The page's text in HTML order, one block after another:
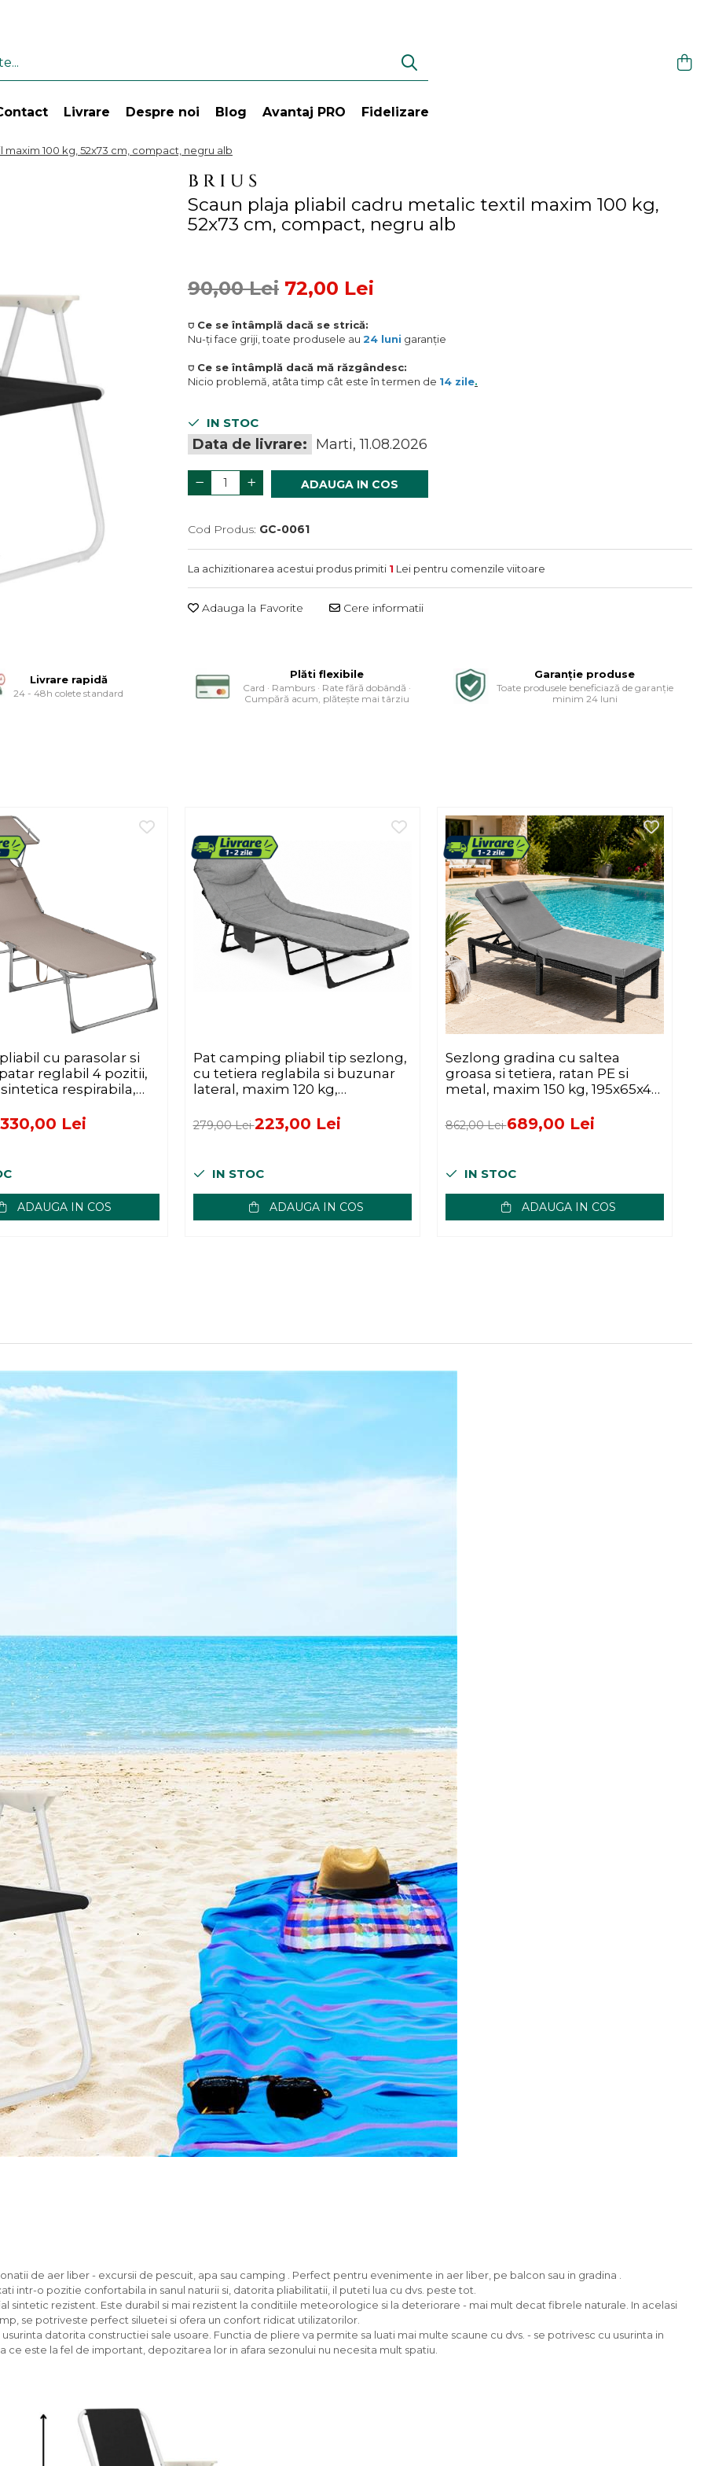
Livrare Despre noi Blog Avantaj PRO Fidelizare
100 kg, 52x73 cm, compact, negru alb
Scaun plaja pliabil cadru metalic textil maxim 100 kg,
52x73 cm, compact, negru alb
90,00 Lei 72,00 Lei
⛉ Ce se întâmplă dacă se strică:
Nu-ți face griji, toate produsele au 24 luni garanție
⛉ Ce se întâmplă dacă mă răzgândesc:
Nicio problemă, atâta timp cât este în termen de 14 zile.
IN STOC
Data de livrare: Marti, 11.08.2026
ADAUGA IN COS
Cod Produs: GC-0061
La achizitionarea acestui produs primiti 1 Lei pentru comenzile viitoare
Adauga la Favorite Cere informatii
Livrare rapidă
24 - 48h colete standard
Plăti flexibile
Card · Ramburs · Rate fără dobândă ·
Cumpără acum, plătește mai târziu
Garanție produse
Toate produsele beneficiază de garanție
minim 24 luni
cu parasolar si
reglabil 4 pozitii,
respirabila,
330,00 Lei
ADAUGA IN COS
Pat camping pliabil tip sezlong,
cu tetiera reglabila si buzunar
lateral, maxim 120 kg,
279,00 Lei223,00 Lei
IN STOC
ADAUGA IN COS
Sezlong gradina cu saltea
groasa si tetiera, ratan PE si
metal, maxim 150 kg, 195x65x40
862,00 Lei689,00 Lei
IN STOC
ADAUGA IN COS
de aer liber - excursii de pescuit, apa sau camping . Perfect pentru evenimente in aer liber, pe balcon sau in gradina .
intr-o pozitie confortabila in sanul naturii si, datorita pliabilitatii, il puteti lua cu dvs. peste tot.
sintetic rezistent. Este durabil si mai rezistent la conditiile meteorologice si la deteriorare - mai mult decat fibrele naturale. In acelasi
se potriveste perfect siluetei si ofera un confort ridicat utilizatorilor.
datorita constructiei sale usoare. Functia de pliere va permite sa luati mai multe scaune cu dvs. - se potrivesc cu usurinta in
ce este la fel de important, depozitarea lor in afara sezonului nu necesita mult spatiu.